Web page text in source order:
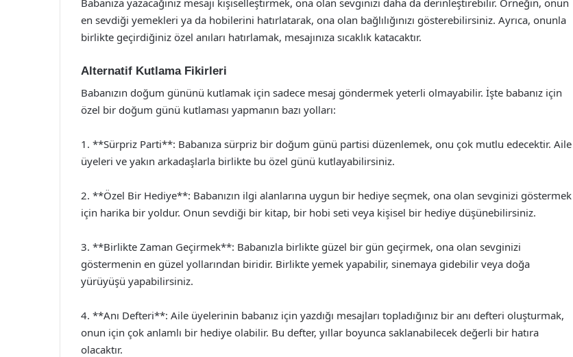
en sevdiği yemekleri ya da hobilerini hatırlatarak, ona olan bağlılığınızı gösterebilirsiniz. Ayrıca, onunla
birlikte geçirdiğiniz özel anıları hatırlamak, mesajınıza sıcaklık katacaktır.
Alternatif Kutlama Fikirleri
Babanızın doğum gününü kutlamak için sadece mesaj göndermek yeterli olmayabilir. İşte babanız için
özel bir doğum günü kutlaması yapmanın bazı yolları:
1. **Sürpriz Parti**: Babanıza sürpriz bir doğum günü partisi düzenlemek, onu çok mutlu edecektir. Aile
üyeleri ve yakın arkadaşlarla birlikte bu özel günü kutlayabilirsiniz.
2. **Özel Bir Hediye**: Babanızın ilgi alanlarına uygun bir hediye seçmek, ona olan sevginizi göstermek
için harika bir yoldur. Onun sevdiği bir kitap, bir hobi seti veya kişisel bir hediye düşünebilirsiniz.
3. **Birlikte Zaman Geçirmek**: Babanızla birlikte güzel bir gün geçirmek, ona olan sevginizi
göstermenin en güzel yollarından biridir. Birlikte yemek yapabilir, sinemaya gidebilir veya doğa
yürüyüşü yapabilirsiniz.
4. **Anı Defteri**: Aile üyelerinin babanız için yazdığı mesajları topladığınız bir anı defteri oluşturmak,
onun için çok anlamlı bir hediye olabilir. Bu defter, yıllar boyunca saklanabilecek değerli bir hatıra
olacaktır.